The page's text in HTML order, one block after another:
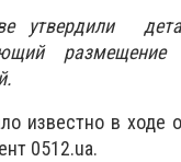
утвердили
известно в ходе
0512.ua.